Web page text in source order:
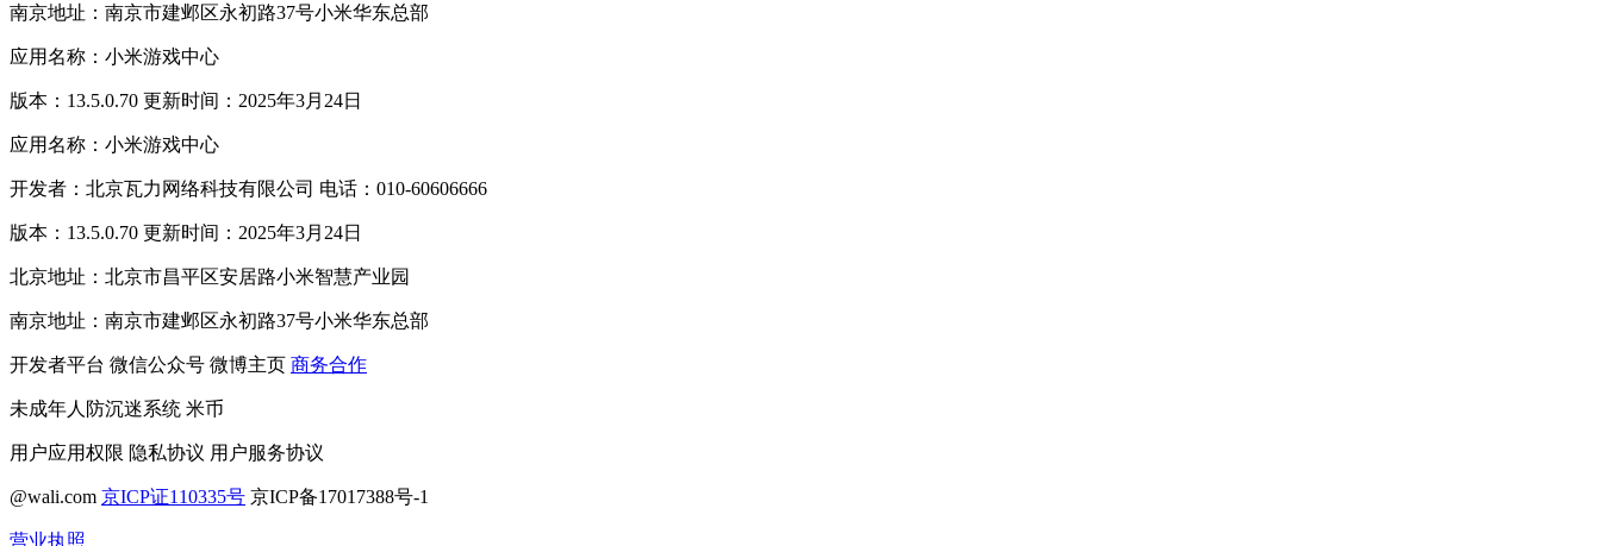
南京地址：南京市建邺区永初路37号小米华东总部
应用名称：小米游戏中心
版本：13.5.0.70 更新时间：2025年3月24日
应用名称：小米游戏中心
开发者：北京瓦力网络科技有限公司 电话：010-60606666
版本：13.5.0.70 更新时间：2025年3月24日
北京地址：北京市昌平区安居路小米智慧产业园
南京地址：南京市建邺区永初路37号小米华东总部
开发者平台 微信公众号 微博主页 商务合作
未成年人防沉迷系统 米币
用户应用权限 隐私协议 用户服务协议
@wali.com 京ICP证110335号 京ICP备17017388号-1
营业执照